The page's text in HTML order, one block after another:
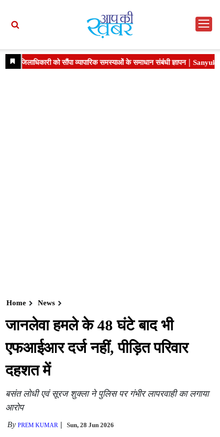
Home News
जानलेवा हमले के 48 घंटे बाद भी
एफआईआर दर्ज नहीं, पीड़ित परिवार
दहशत में
बसंत लोधी एवं सूरज शुक्ला ने पुलिस पर गंभीर लापरवाही का लगाया
आरोप
ByPREM KUMAR Sun, 28 Jun 2026